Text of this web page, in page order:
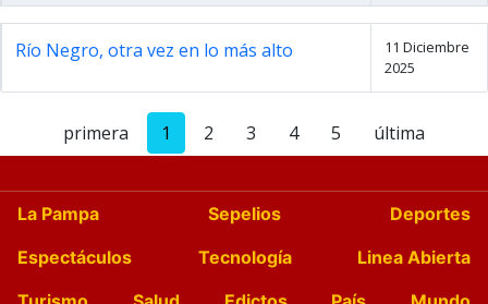
Río Negro, otra vez en lo más alto
11 Diciembre
2025
primera 1 2 3 4 5 última
La Pampa Sepelios
Deportes
Espectáculos
Tecnología
Linea Abierta